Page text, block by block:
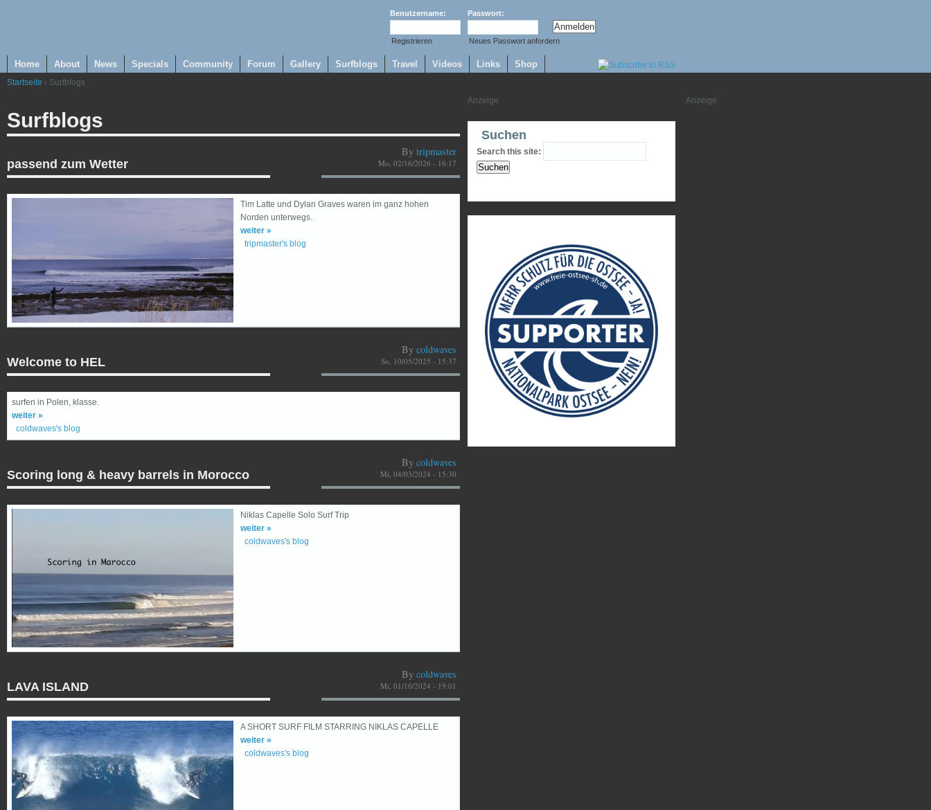
Benutzername: Passwort:
Registrieren Neues Passwort anfordern
Home About News Specials Community Forum Gallery Surfblogs Travel Videos Links Shop
Startseite › Surfblogs
Surfblogs
passend zum Wetter
By tripmaster
Mo, 02/16/2026 - 16:17
Tim Latte und Dylan Graves waren im ganz hohen
Norden unterwegs.
weiter »
tripmaster's blog
Welcome to HEL
By coldwaves
So, 10/05/2025 - 15:37
surfen in Polen, klasse.
weiter »
coldwaves's blog
Scoring long & heavy barrels in Morocco
By coldwaves
Mi, 04/03/2024 - 15:30
Niklas Capelle Solo Surf Trip
weiter »
coldwaves's blog
LAVA ISLAND
By coldwaves
Mi, 01/10/2024 - 19:01
A SHORT SURF FILM STARRING NIKLAS CAPELLE
weiter »
coldwaves's blog
Suchen
Search this site: